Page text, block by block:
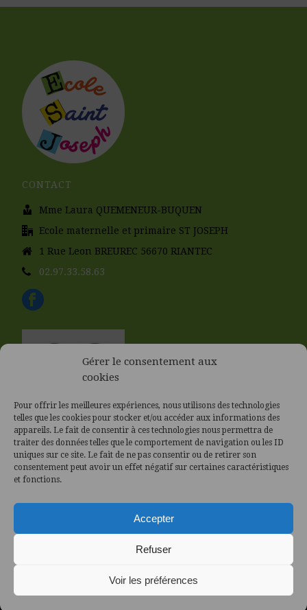
Gérer le consentement aux
cookies
Pour offrir les meilleures expériences, nous utilisons des technologies
telles que les cookies pour stocker et/ou accéder aux informations des
appareils. Le fait de consentir à ces technologies nous permettra de
traiter des données telles que le comportement de navigation ou les ID
uniques sur ce site. Le fait de ne pas consentir ou de retirer son
consentement peut avoir un effet négatif sur certaines caractéristiques
et fonctions.
Accepter
Refuser
Voir les préférences
CONTACT
Mme Laura QUEMENEUR-BUQUEN
Ecole maternelle et primaire ST JOSEPH
1 Rue Leon BREUREC 56670 RIANTEC
02.97.33.58.63
Politique des Cookies (UE) |Politique de confidentialité
Copyright Tous droits réservées© 2021
S.LE PROVOST - Création de